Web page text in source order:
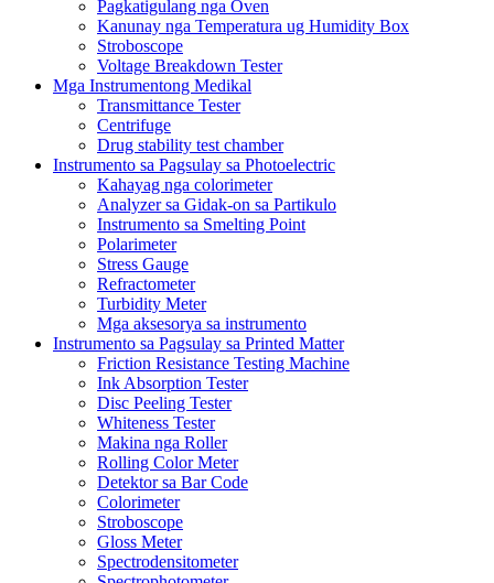
Pagkatigulang nga Oven
Kanunay nga Temperatura ug Humidity Box
Stroboscope
Voltage Breakdown Tester
Mga Instrumentong Medikal
Transmittance Tester
Centrifuge
Drug stability test chamber
Instrumento sa Pagsulay sa Photoelectric
Kahayag nga colorimeter
Analyzer sa Gidak-on sa Partikulo
Instrumento sa Smelting Point
Polarimeter
Stress Gauge
Refractometer
Turbidity Meter
Mga aksesorya sa instrumento
Instrumento sa Pagsulay sa Printed Matter
Friction Resistance Testing Machine
Ink Absorption Tester
Disc Peeling Tester
Whiteness Tester
Makina nga Roller
Rolling Color Meter
Detektor sa Bar Code
Colorimeter
Stroboscope
Gloss Meter
Spectrodensitometer